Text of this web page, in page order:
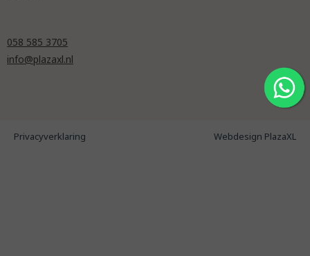
058 585 3705
info@plazaxl.nl
Privacyverklaring Webdesign PlazaXL